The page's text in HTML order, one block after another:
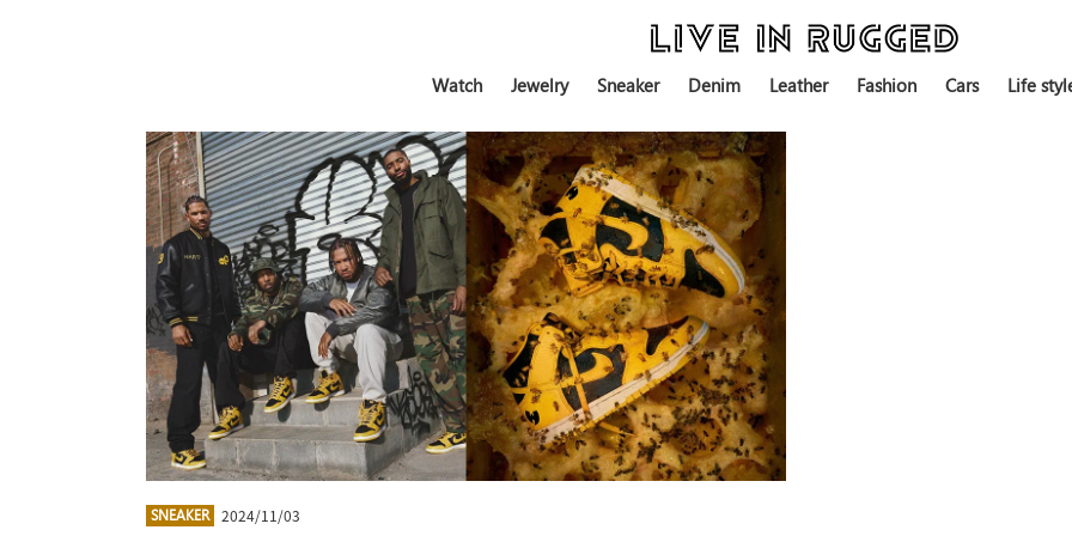
Watch Jewelry Sneaker Denim Leather Fashion Cars Life
SNEAKER 2024/11/03